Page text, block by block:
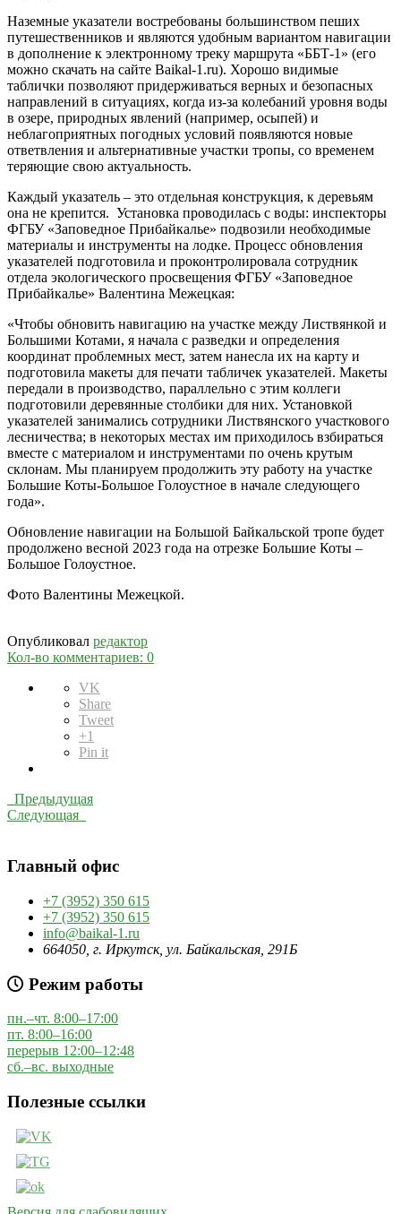
Наземные указатели востребованы большинством пеших
путешественников и являются удобным вариантом навигации
в дополнение к электронному треку маршрута «ББТ-1» (его
можно скачать на сайте Baikal-1.ru). Хорошо видимые
таблички позволяют придерживаться верных и безопасных
направлений в ситуациях, когда из-за колебаний уровня воды
в озере, природных явлений (например, осыпей) и
неблагоприятных погодных условий появляются новые
ответвления и альтернативные участки тропы, со временем
теряющие свою актуальность.
Каждый указатель – это отдельная конструкция, к деревьям
она не крепится. Установка проводилась с воды: инспекторы
ФГБУ «Заповедное Прибайкалье» подвозили необходимые
материалы и инструменты на лодке. Процесс обновления
указателей подготовила и проконтролировала сотрудник
отдела экологического просвещения ФГБУ «Заповедное
Прибайкалье» Валентина Межецкая:
«Чтобы обновить навигацию на участке между Листвянкой и
Большими Котами, я начала с разведки и определения
координат проблемных мест, затем нанесла их на карту и
подготовила макеты для печати табличек указателей. Макеты
передали в производство, параллельно с этим коллеги
подготовили деревянные столбики для них. Установкой
указателей занимались сотрудники Листвянского участкового
лесничества; в некоторых местах им приходилось взбираться
вместе с материалом и инструментами по очень крутым
склонам. Мы планируем продолжить эту работу на участке
Большие Коты-Большое Голоустное в начале следующего
года».
Обновление навигации на Большой Байкальской тропе будет
продолжено весной 2023 года на отрезке Большие Коты –
Большое Голоустное.
Фото Валентины Межецкой.
Опубликовал редактор
Кол-во комментариев: 0
VK
Share
Tweet
+1
Pin it
Предыдущая
Следующая
Главный офис
+7 (3952) 350 615
+7 (3952) 350 615
info@baikal-1.ru
664050, г. Иркутск, ул. Байкальская, 291Б
Режим работы
пн.–чт. 8:00–17:00
пт. 8:00–16:00
перерыв 12:00–12:48
сб.–вс. выходные
Полезные ссылки